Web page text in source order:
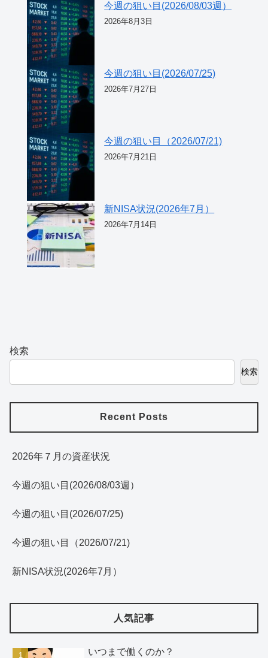
今週の狙い目(2026/08/03週）
2026年8月3日
今週の狙い目(2026/07/25)
2026年7月27日
今週の狙い目（2026/07/21)
2026年7月21日
新NISA状況(2026年7月）
2026年7月14日
検索
検索
Recent Posts
2026年７月の資産状況
今週の狙い目(2026/08/03週）
今週の狙い目(2026/07/25)
今週の狙い目（2026/07/21)
新NISA状況(2026年7月）
人気記事
いつまで働くのか？